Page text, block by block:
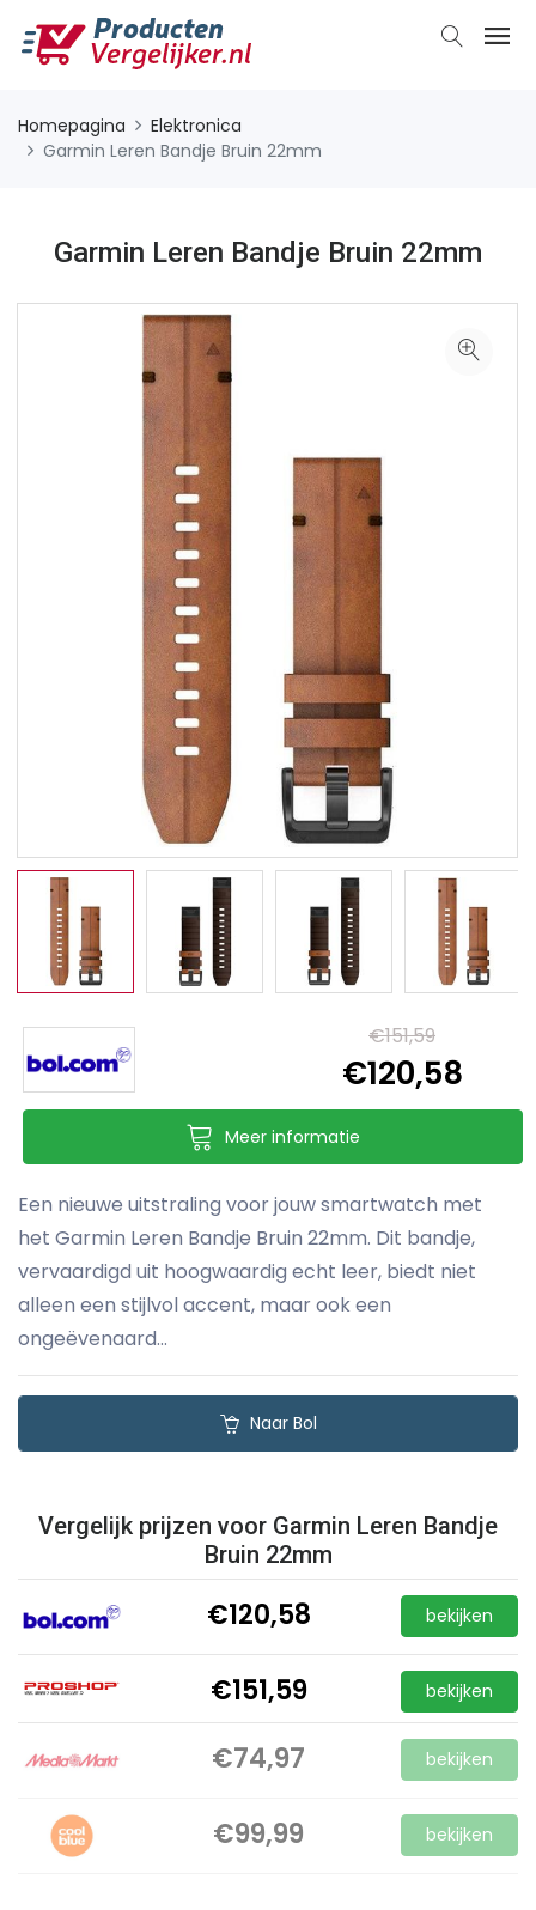
Homepagina
Elektronica
Garmin Leren Bandje Bruin 22mm
Garmin Leren Bandje Bruin 22mm
€151,59
€120,58
Meer informatie
Een nieuwe uitstraling voor jouw smartwatch met
het Garmin Leren Bandje Bruin 22mm. Dit bandje,
vervaardigd uit hoogwaardig echt leer, biedt niet
alleen een stijlvol accent, maar ook een
ongeëvenaard...
Naar Bol
Vergelijk prijzen voor Garmin Leren Bandje
Bruin 22mm
€74,97 bekijken
€99,99 bekijken
€120,58 bekijken
€151,59 bekijken